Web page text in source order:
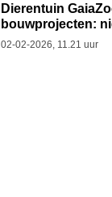
Dierentuin
bouwprojecten:
02-02-2026, 11.21 uur